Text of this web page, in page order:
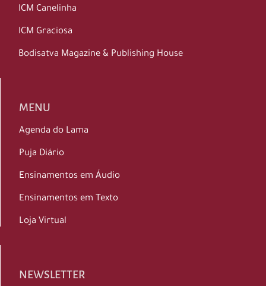
ICM Canelinha
ICM Graciosa
Bodisatva Magazine & Publishing House
MENU
Agenda do Lama
Puja Diário
Ensinamentos em Áudio
Ensinamentos em Texto
Loja Virtual
NEWSLETTER